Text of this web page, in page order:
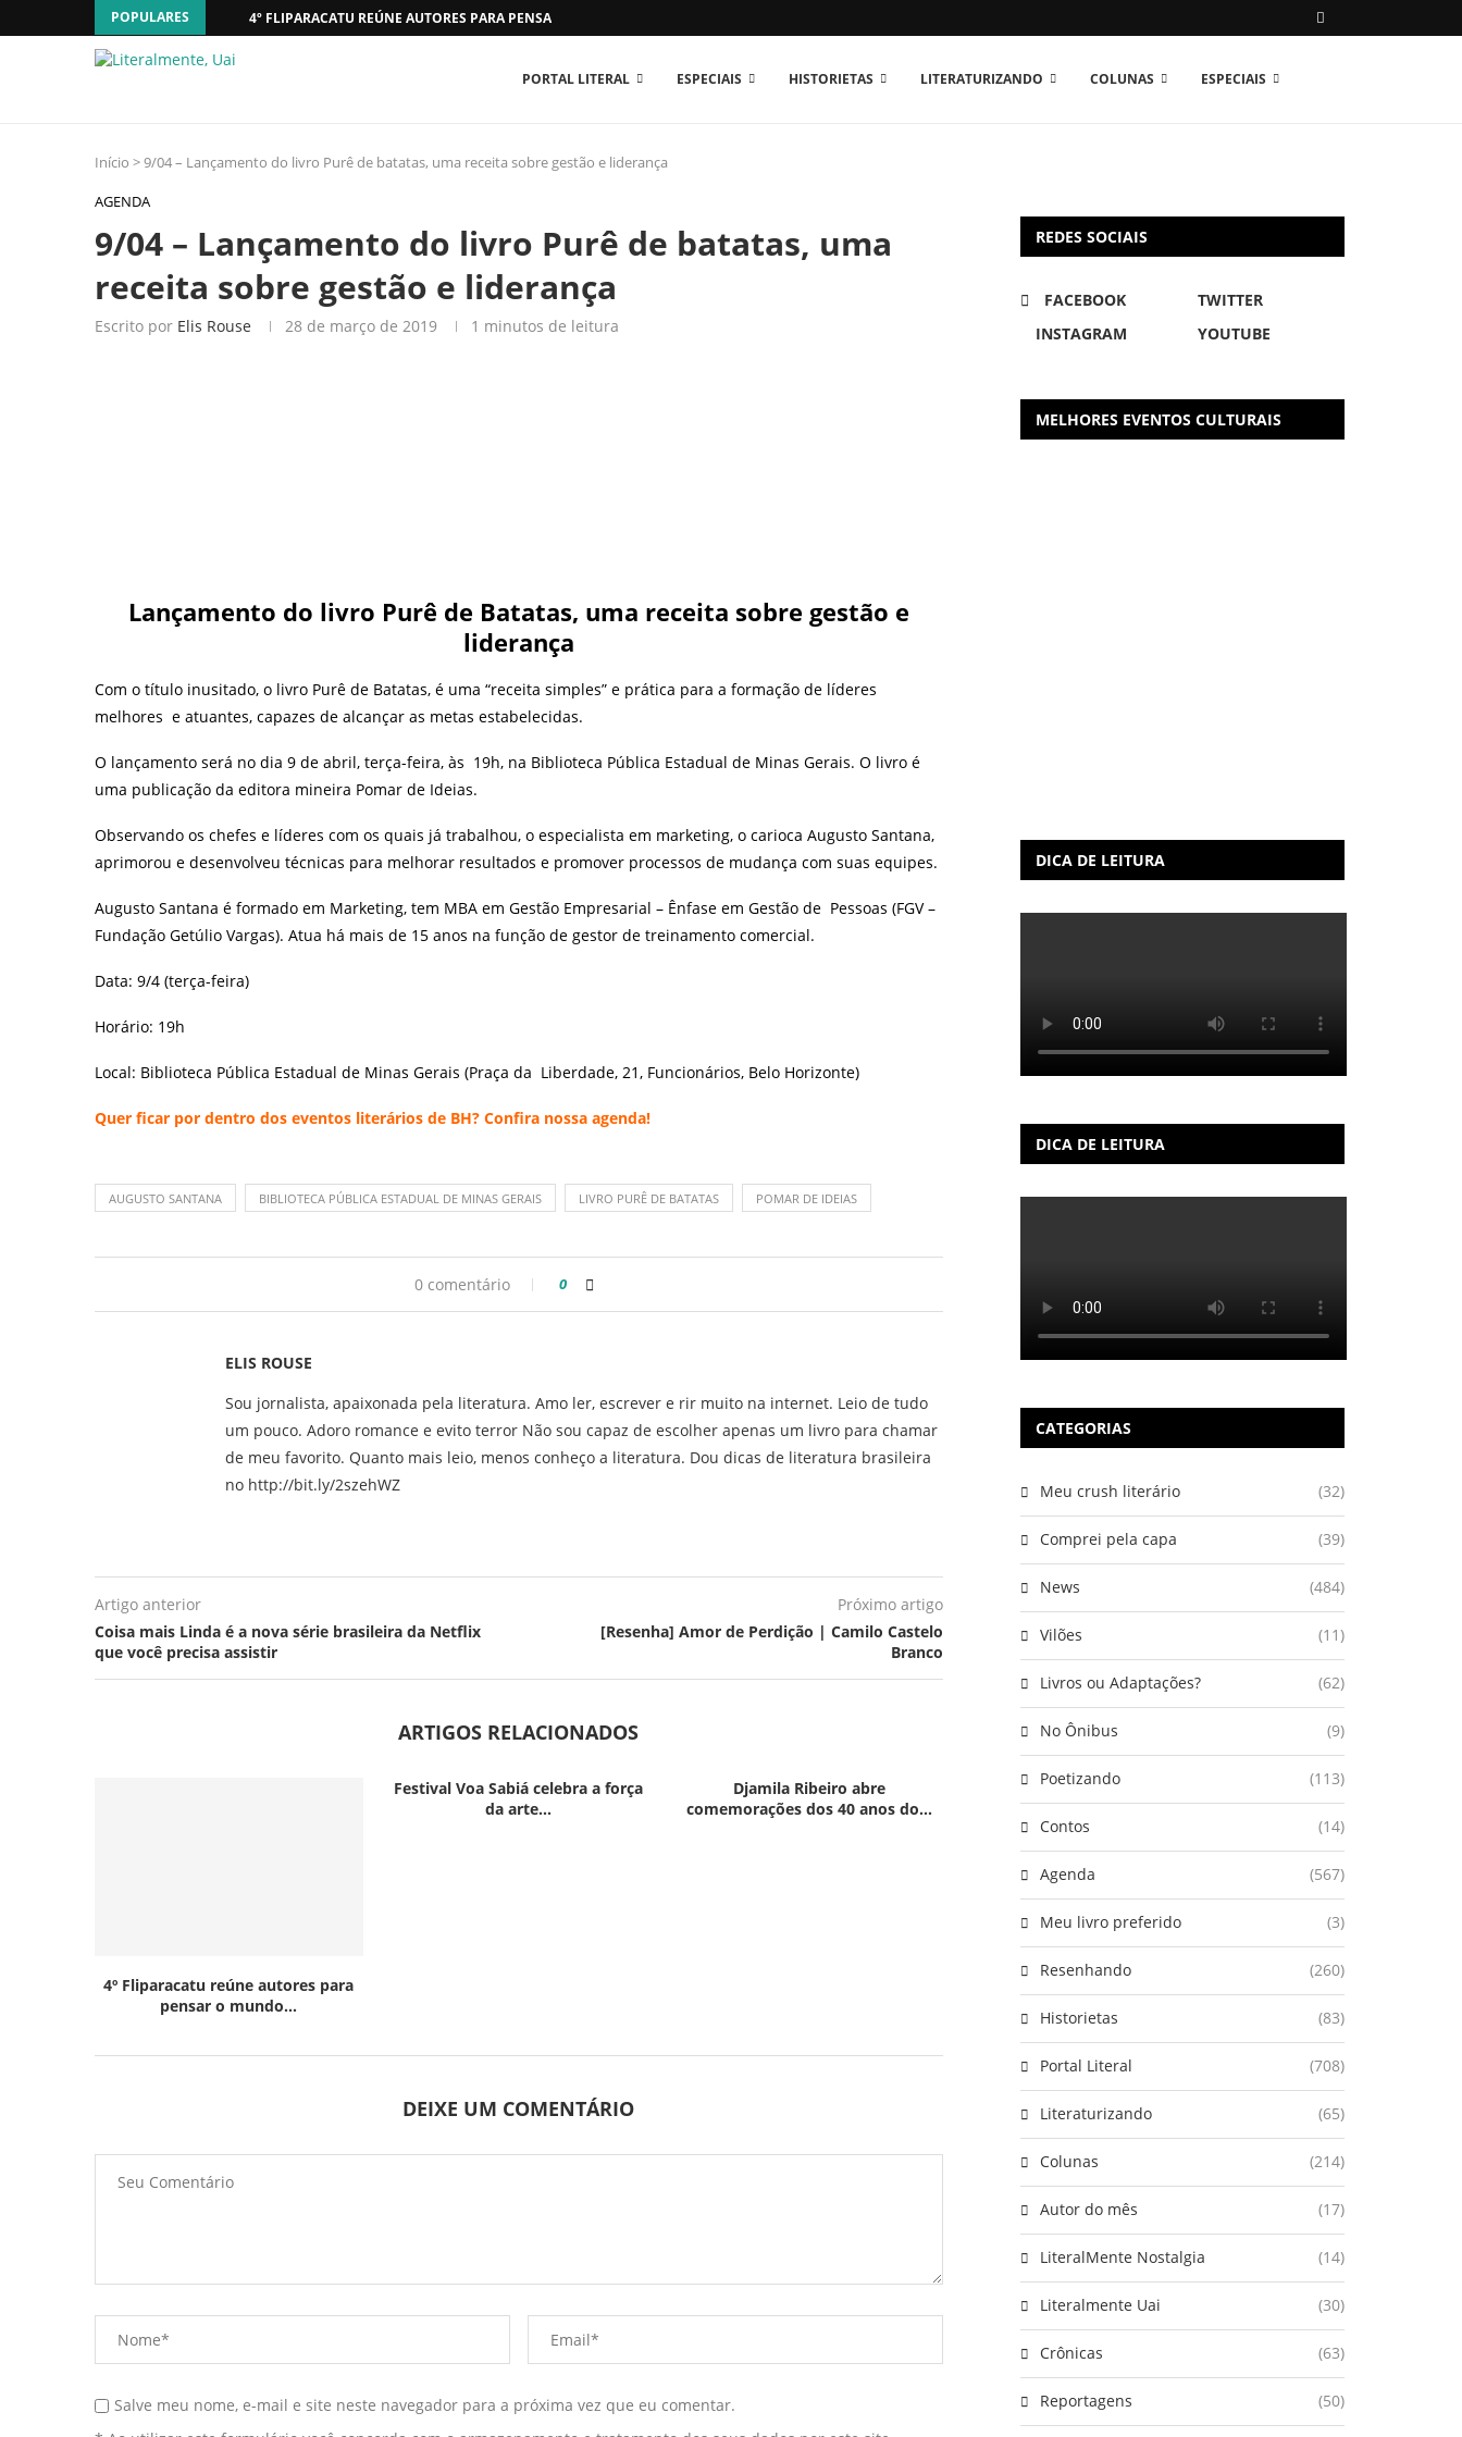
POPULARES 4º FLIPARACATU REÚNE AUTORES PARA PENSAR O MUNDO...
PORTAL LITERAL ESPECIAIS HISTORIETAS LITERATURIZANDO COLUNAS ESPECIAIS
Início >9/04 – Lançamento do livro Purê de batatas, uma receita sobre gestão e liderança
AGENDA
9/04 – Lançamento do livro Purê de batatas, uma
receita sobre gestão e liderança
Escrito por Elis Rouse 28 de março de 2019 1 minutos de leitura
Lançamento do livro Purê de Batatas, uma receita sobre gestão e
liderança
Com o título inusitado, o livro Purê de Batatas, é uma “receita simples” e prática para a formação de líderes
melhores e atuantes, capazes de alcançar as metas estabelecidas.
O lançamento será no dia 9 de abril, terça-feira, às 19h, na Biblioteca Pública Estadual de Minas Gerais. O livro é
uma publicação da editora mineira Pomar de Ideias.
Observando os chefes e líderes com os quais já trabalhou, o especialista em marketing, o carioca Augusto Santana,
aprimorou e desenvolveu técnicas para melhorar resultados e promover processos de mudança com suas equipes.
Augusto Santana é formado em Marketing, tem MBA em Gestão Empresarial – Ênfase em Gestão de Pessoas (FGV –
Fundação Getúlio Vargas). Atua há mais de 15 anos na função de gestor de treinamento comercial.
Data: 9/4 (terça-feira)
Horário: 19h
Local: Biblioteca Pública Estadual de Minas Gerais (Praça da Liberdade, 21, Funcionários, Belo Horizonte)
Quer ficar por dentro dos eventos literários de BH? Confira nossa agenda!
AUGUSTO SANTANA BIBLIOTECA PÚBLICA ESTADUAL DE MINAS GERAIS LIVRO PURÊ DE BATATAS POMAR DE IDEIAS
0 comentário 0
ELIS ROUSE
Sou jornalista, apaixonada pela literatura. Amo ler, escrever e rir muito na internet. Leio de tudo
um pouco. Adoro romance e evito terror Não sou capaz de escolher apenas um livro para chamar
de meu favorito. Quanto mais leio, menos conheço a literatura. Dou dicas de literatura brasileira
no http://bit.ly/2szehWZ
Artigo anterior
Coisa mais Linda é a nova série brasileira da Netflix
que você precisa assistir
Próximo artigo
[Resenha] Amor de Perdição | Camilo Castelo
Branco
ARTIGOS RELACIONADOS
4º Fliparacatu reúne autores para
pensar o mundo...
Festival Voa Sabiá celebra a força
da arte...
Djamila Ribeiro abre
comemorações dos 40 anos do...
DEIXE UM COMENTÁRIO
Salve meu nome, e-mail e site neste navegador para a próxima vez que eu comentar.
REDES SOCIAIS
FACEBOOK
TWITTER
INSTAGRAM
YOUTUBE
MELHORES EVENTOS CULTURAIS
DICA DE LEITURA
DICA DE LEITURA
CATEGORIAS
Meu crush literário (32)
Comprei pela capa (39)
News (484)
Vilões (11)
Livros ou Adaptações? (62)
No Ônibus (9)
Poetizando (113)
Contos (14)
Agenda (567)
Meu livro preferido (3)
Resenhando (260)
Historietas (83)
Portal Literal (708)
Literaturizando (65)
Colunas (214)
Autor do mês (17)
LiteralMente Nostalgia (14)
Literalmente Uai (30)
Crônicas (63)
Reportagens (50)